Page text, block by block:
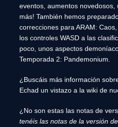
eventos, aumentos
más! También hemos
correcciones para ARAM:
los controles WASD a las
poco, unos aspectos
Temporada 2: Pandemonium.
¿Buscáis más información
Echad un vistazo a la wiki de
¿No son estas las notas de
tenéis las notas de la versión